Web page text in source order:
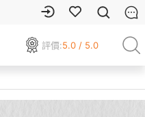
評價:5.0 / 5.0